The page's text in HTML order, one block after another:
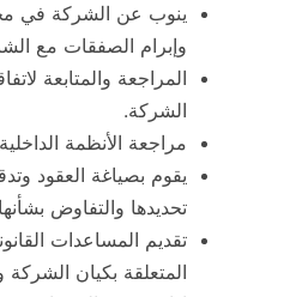
ينوب عن الشركة في
وإبرام الصفقات مع
المراجعة والمتابعة
الشركة.
مراجعة الأنظمة
يقوم بصياغة العقود
تحديدها والتفاوض
تقديم المساعدات
المتعلقة بكيان الشركة